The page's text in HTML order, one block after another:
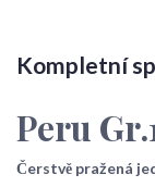
Kompletní
Peru
Čerstvě pražená